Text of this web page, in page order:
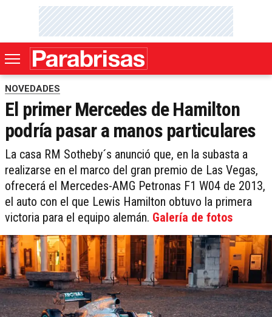
NOVEDADES
El primer Mercedes de Hamilton
podría pasar a manos particulares
La casa RM Sotheby´s anunció que, en la subasta a
realizarse en el marco del gran premio de Las Vegas,
ofrecerá el Mercedes-AMG Petronas F1 W04 de 2013,
el auto con el que Lewis Hamilton obtuvo la primera
victoria para el equipo alemán. Galería de fotos